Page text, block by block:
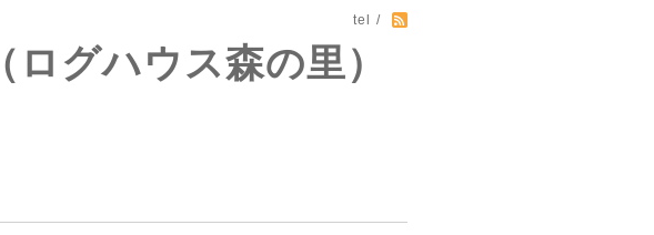
tel /
グハウス森の里）